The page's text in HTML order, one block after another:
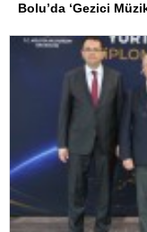
Bolu’da ‘Gezici